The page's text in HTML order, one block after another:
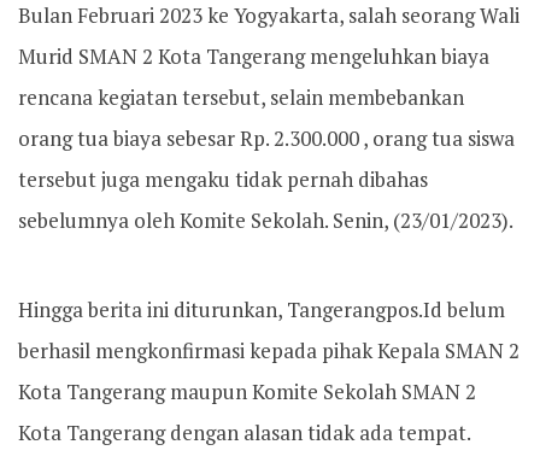
Bulan Februari 2023 ke Yogyakarta, salah seorang Wali
Murid SMAN 2 Kota Tangerang mengeluhkan biaya
rencana kegiatan tersebut, selain membebankan
orang tua biaya sebesar Rp. 2.300.000 , orang tua siswa
tersebut juga mengaku tidak pernah dibahas
sebelumnya oleh Komite Sekolah. Senin, (23/01/2023).
Hingga berita ini diturunkan, Tangerangpos.Id belum
berhasil mengkonfirmasi kepada pihak Kepala SMAN 2
Kota Tangerang maupun Komite Sekolah SMAN 2
Kota Tangerang dengan alasan tidak ada tempat.